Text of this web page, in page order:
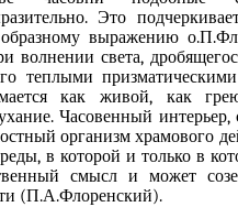
Это
выражению
волнении света,
теплыми
как живой, как
Часовенный
организм храмового
в которой и только в
смысл и может
(П.А.Флоренский).